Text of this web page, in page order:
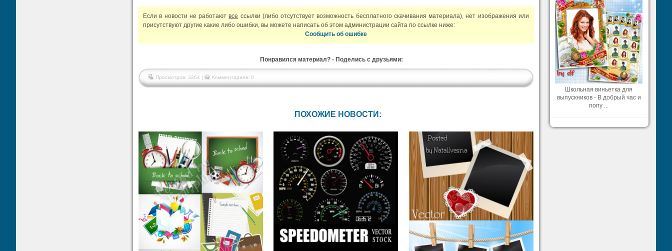
Если в новости не работаютвсе ссылки (либо отсутствует возможность бесплатного скачивания материала), нет изображения или
присутствуют другие какие либо ошибки, вы можете написать об этом администрации сайта по ссылке ниже:
Сообщить об ошибке
Понравился материал? - Поделись с друзьями:
Просмотров: 3264 | Комментариев: 0
ПОХОЖИЕ НОВОСТИ:
Школьная виньетка для
выпускников - В добрый час и
попу ...